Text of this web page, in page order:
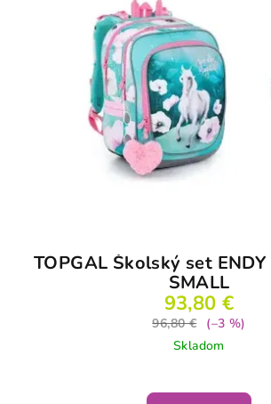
TOPGAL Školský set
SMALL
93,80 €
96,80 €
(–3 %)
Skladom